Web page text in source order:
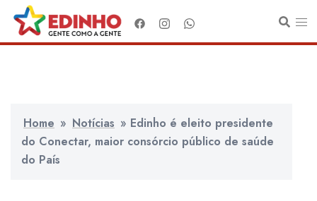
para
o
Home » Notícias » Edinho é eleito presidente
do Conectar, maior consórcio público de saúde
do País